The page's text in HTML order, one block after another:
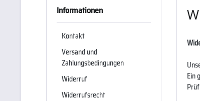
Informationen
Kontakt
Versand und
Zahlungsbedingungen
Widerruf
Widerrufsrecht
Ein